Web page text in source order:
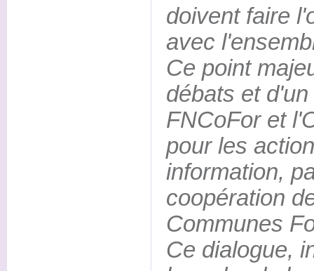
doivent faire
avec
Ce point
débats et
FNCoFor et
pour les
information,
coopération
Communes
Ce dialogue,